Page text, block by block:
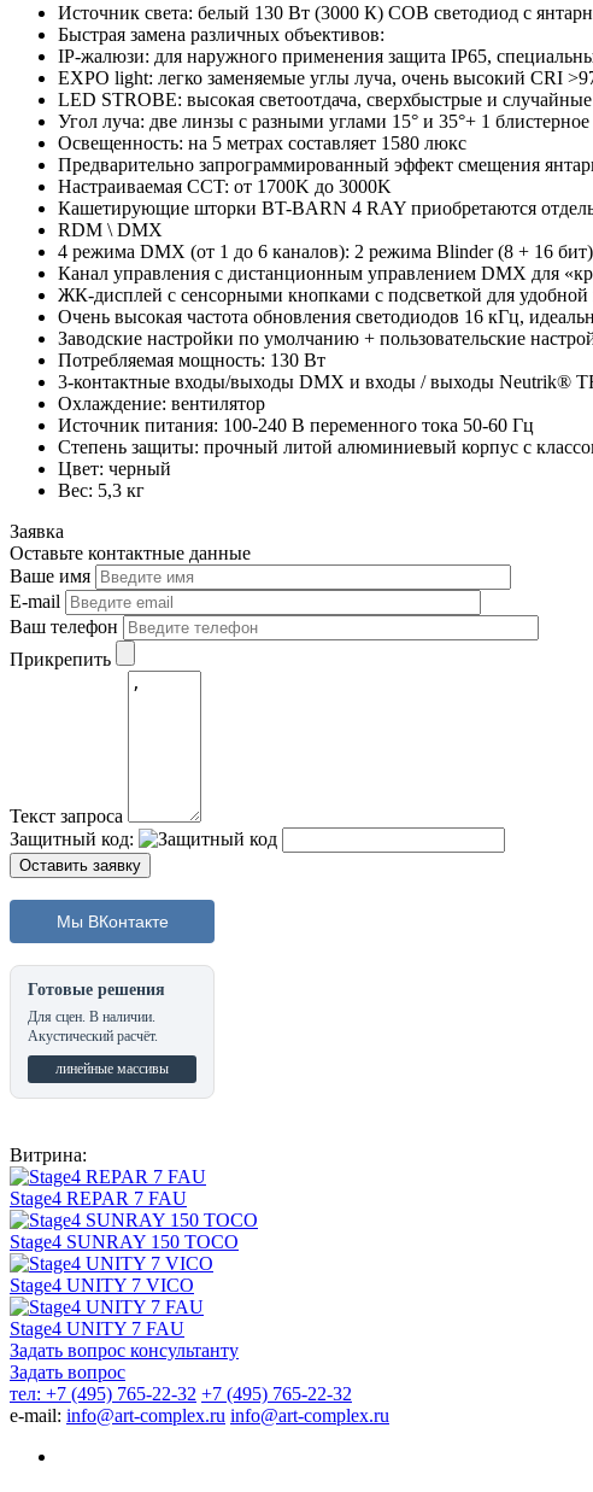
Источник света: белый 130 Вт (3000 К) COB светодиод с
Быстрая замена различных объективов:
IP-жалюзи: для наружного применения защита IP65,
EXPO light: легко заменяемые углы луча, очень высокий CRI
LED STROBE: высокая светоотдача, сверхбыстрые и
Угол луча: две линзы с разными углами 15° и 35°+ 1
Освещенность: на 5 метрах составляет 1580 люкс
Предварительно запрограммированный эффект смещения
Настраиваемая CCT: от 1700K до 3000K
Кашетирующие шторки BT-BARN 4 RAY приобретаются
RDM \ DMX
4 режима DMX (от 1 до 6 каналов): 2 режима Blinder (8 + 16
Канал управления с дистанционным управлением DMX для
ЖК-дисплей с сенсорными кнопками с подсветкой для удобной
Очень высокая частота обновления светодиодов 16 кГц,
Заводские настройки по умолчанию + пользовательские
Потребляемая мощность: 130 Вт
3-контактные входы/выходы DMX и входы / выходы Neutrik®
Охлаждение: вентилятор
Источник питания: 100-240 В переменного тока 50-60 Гц
Степень защиты: прочный литой алюминиевый корпус с
Цвет: черный
Вес: 5,3 кг
Заявка
Оставьте контактные данные
Ваше имя
E-mail
Ваш телефон
Прикрепить
Текст запроса
Защитный код:
Мы ВКонтакте
Готовые решения
Для сцен. В наличии.
Акустический расчёт.
линейные массивы
Витрина:
Stage4 REPAR 7 FAU
Stage4 SUNRAY 150 TOCO
Stage4 UNITY 7 VICO
Stage4 UNITY 7 FAU
Задать вопрос консультанту
Задать вопрос
тел: +7 (495) 765-22-32 +7 (495) 765-22-32
e-mail: info@art-complex.ru info@art-complex.ru